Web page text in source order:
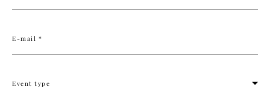
E-mail *
Event type